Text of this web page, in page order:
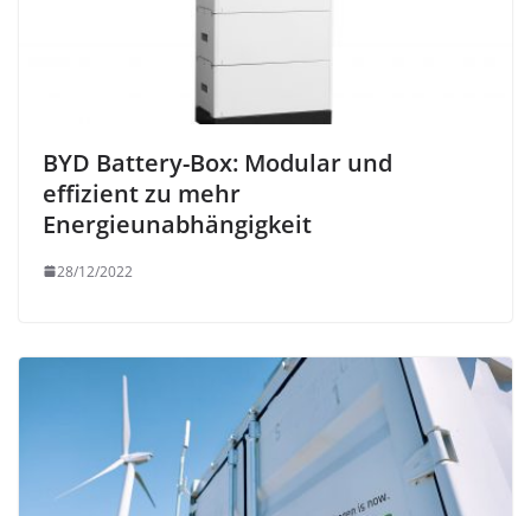
BYD Battery-Box: Modular und
effizient zu mehr
Energieunabhängigkeit
28/12/2022